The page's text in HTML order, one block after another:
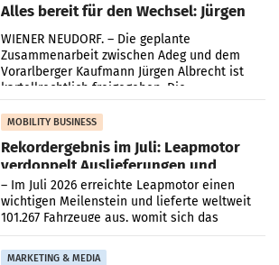
Alles bereit für den Wechsel: Jürgen
Albrecht setzt ab 1.1.2027 auf Adeg
WIENER NEUDORF. – Die geplante
Zusammenarbeit zwischen Adeg und dem
Vorarlberger Kaufmann Jürgen Albrecht ist
kartellrechtlich freigegeben: Die
Bundeswettbewerbsbehörde und der
Bundeskartellanwalt
MOBILITY BUSINESS
Rekordergebnis im Juli: Leapmotor
verdoppelt Auslieferungen und
überschreitet die 100.000er-Marke
– Im Juli 2026 erreichte Leapmotor einen
wichtigen Meilenstein und lieferte weltweit
101.267 Fahrzeuge aus, womit sich das
Ergebnis gegenüber Juli 2025 mehr als
verdoppelte (+102
MARKETING & MEDIA